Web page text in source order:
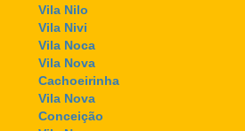
Vila Nilo
Vila Nivi
Vila Noca
Vila Nova
Cachoeirinha
Vila Nova
Conceição